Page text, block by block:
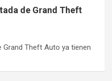
de Grand Theft
Theft Auto ya tienen